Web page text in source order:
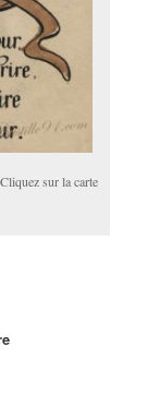
sur la carte